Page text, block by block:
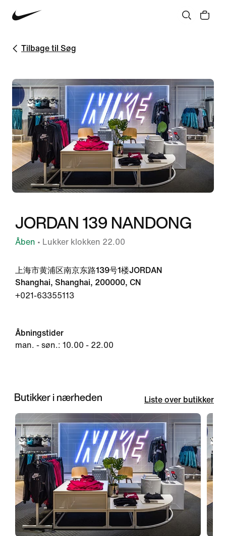
Tilbage til Søg
JORDAN 139 NANDONG
Åben • Lukker klokken 22.00
上海市黄浦区南京东路139号1楼JORDAN
Shanghai, Shanghai, 200000, CN
+021-63355113
Åbningstider
man. - søn.: 10.00 - 22.00
Butikker i nærheden Liste over butikker